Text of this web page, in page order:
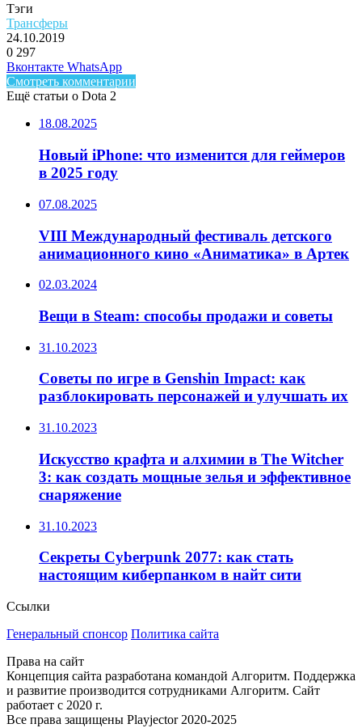
Тэги
Трансферы
24.10.2019
0 297
Facebook
Twitter
LinkedIn
Вконтакте WhatsAppTelegram
Смотреть комментарии
Ещё статьи о Dota 2
18.08.2025
Новый iPhone: что изменится для геймеров
в 2025 году
07.08.2025
VIII Международный фестиваль детского
анимационного кино «Аниматика» в Артек
02.03.2024
Вещи в Steam: способы продажи и советы
31.10.2023
Советы по игре в Genshin Impact: как
разблокировать персонажей и улучшать их
31.10.2023
Искусство крафта и алхимии в The Witcher
3: как создать мощные зелья и эффективное
снаряжение
31.10.2023
Секреты Cyberpunk 2077: как стать
настоящим киберпанком в найт сити
Ссылки
Генеральный спонсор Политика сайта
Права на сайт
Концепция сайта разработана командой Алгоритм. Поддержка
и развитие производится сотрудниками Алгоритм. Сайт
работает с 2020 г.
Все права защищены Playjector 2020-2025